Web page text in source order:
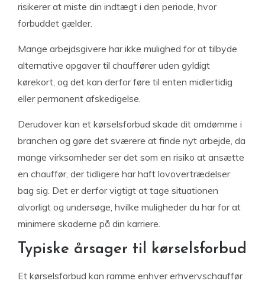
risikerer at miste din indtægt i den periode, hvor
forbuddet gælder.
Mange arbejdsgivere har ikke mulighed for at tilbyde
alternative opgaver til chauffører uden gyldigt
kørekort, og det kan derfor føre til enten midlertidig
eller permanent afskedigelse.
Derudover kan et kørselsforbud skade dit omdømme i
branchen og gøre det sværere at finde nyt arbejde, da
mange virksomheder ser det som en risiko at ansætte
en chauffør, der tidligere har haft lovovertrædelser
bag sig. Det er derfor vigtigt at tage situationen
alvorligt og undersøge, hvilke muligheder du har for at
minimere skaderne på din karriere.
Typiske årsager til kørselsforbud
Et kørselsforbud kan ramme enhver erhvervschauffør